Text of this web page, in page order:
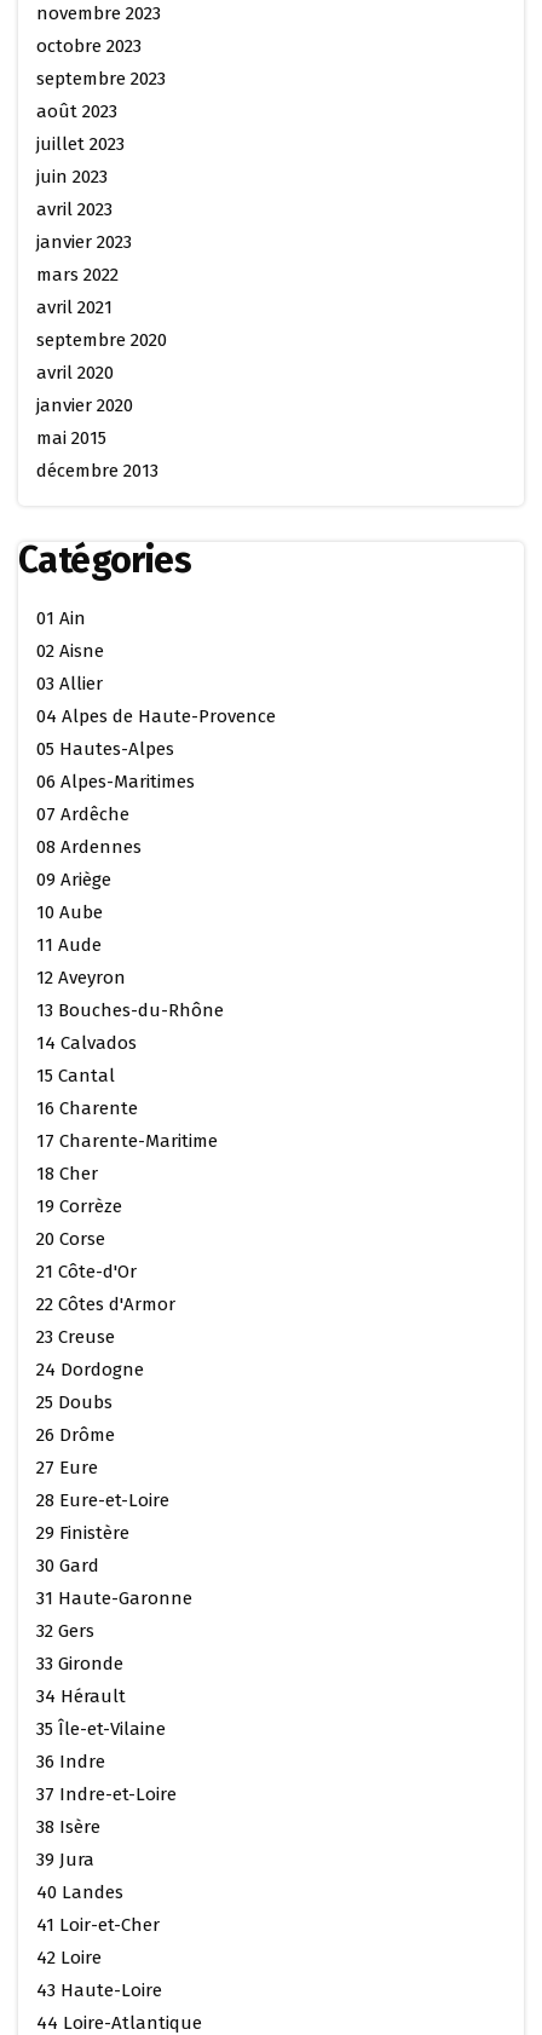
novembre 2023
octobre 2023
septembre 2023
août 2023
juillet 2023
juin 2023
avril 2023
janvier 2023
mars 2022
avril 2021
septembre 2020
avril 2020
janvier 2020
mai 2015
décembre 2013
Catégories
01 Ain
02 Aisne
03 Allier
04 Alpes de Haute-Provence
05 Hautes-Alpes
06 Alpes-Maritimes
07 Ardêche
08 Ardennes
09 Ariège
10 Aube
11 Aude
12 Aveyron
13 Bouches-du-Rhône
14 Calvados
15 Cantal
16 Charente
17 Charente-Maritime
18 Cher
19 Corrèze
20 Corse
21 Côte-d'Or
22 Côtes d'Armor
23 Creuse
24 Dordogne
25 Doubs
26 Drôme
27 Eure
28 Eure-et-Loire
29 Finistère
30 Gard
31 Haute-Garonne
32 Gers
33 Gironde
34 Hérault
35 Île-et-Vilaine
36 Indre
37 Indre-et-Loire
38 Isère
39 Jura
40 Landes
41 Loir-et-Cher
42 Loire
43 Haute-Loire
44 Loire-Atlantique